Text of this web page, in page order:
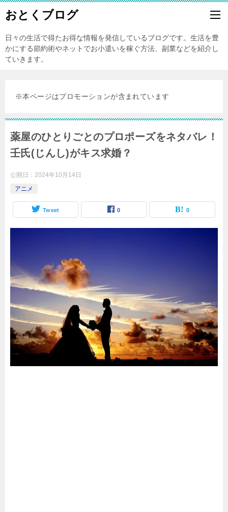
おとくブログ
日々の生活で得たお得な情報を発信しているブログです。生活を豊
かにする節約術やネットでお小遣いを稼ぐ方法、副業などを紹介し
ていきます。
※本ページはプロモーションが含まれています
薬屋のひとりごとのプロポーズをネタバレ！
壬氏(じんし)がキス求婚？
公開日： 2024年10月14日
アニメ
Tweet 0 0